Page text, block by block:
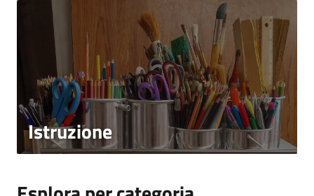
Istruzione